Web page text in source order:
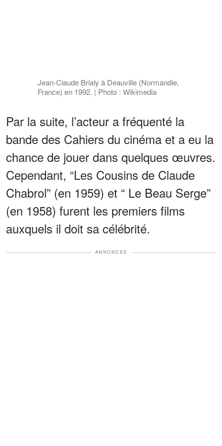
Jean-Claude Brialy à Deauville (Normandie,
France) en 1992. | Photo : Wikimedia
Par la suite, l’acteur a fréquenté la
bande des Cahiers du cinéma et a eu la
chance de jouer dans quelques œuvres.
Cependant, “Les Cousins de Claude
Chabrol” (en 1959) et “ Le Beau Serge”
(en 1958) furent les premiers films
auxquels il doit sa célébrité.
ANNONCES